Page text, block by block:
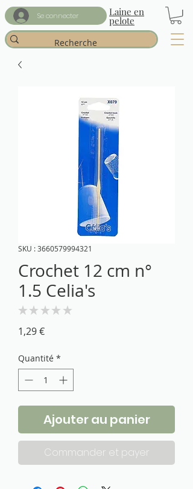
Se connecter Laine en
pelote
SKU : 3660579994321
Crochet 12 cm n°
1.5 Celia's
★ ★ ★ ★ ★
1,29 €Prix
Quantité *
Ajouter au panier
Commander et payer